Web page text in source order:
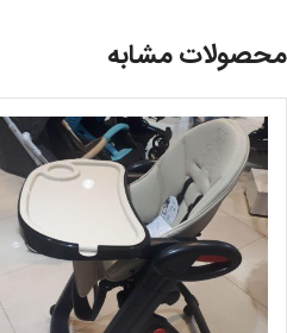
محصولات مشابه